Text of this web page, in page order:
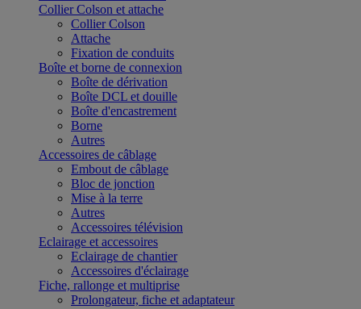
Collier Colson et attache
Collier Colson
Attache
Fixation de conduits
Boîte et borne de connexion
Boîte de dérivation
Boîte DCL et douille
Boîte d'encastrement
Borne
Autres
Accessoires de câblage
Embout de câblage
Bloc de jonction
Mise à la terre
Autres
Accessoires télévision
Eclairage et accessoires
Eclairage de chantier
Accessoires d'éclairage
Fiche, rallonge et multiprise
Prolongateur, fiche et adaptateur